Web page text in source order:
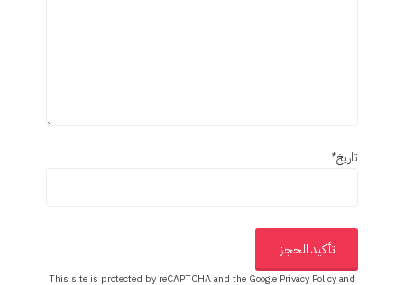
تاريخ*
This site is protected by reCAPTCHA and the Google Privacy Policyand